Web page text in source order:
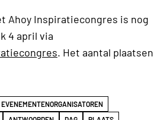
Ahoy Inspiratiecongres is nog
4 april via
. Het aantal plaatsen
EVENEMENTENORGANISATOREN